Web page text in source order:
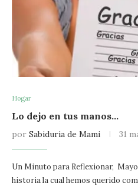
Hogar
Lo dejo en tus manos…
por Sabiduria de Mami 31
Un Minuto para Reflexionar, Mayo
historia la cual hemos querido